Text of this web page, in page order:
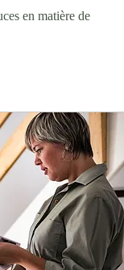
en matière de